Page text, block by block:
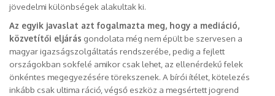
jövedelmi különbségek alakultak ki.
Az egyik javaslat azt fogalmazta meg, hogy a mediáció,
közvetítői eljárás gondolata még nem épült be szervesen a
magyar igazságszolgáltatás rendszerébe, pedig a fejlett
országokban sokfelé amikor csak lehet, az ellenérdekű felek
önkéntes megegyezésére törekszenek. A bírói ítélet, kötelezés
inkább csak ultima ráció, végső eszköz a megsértett jogrend